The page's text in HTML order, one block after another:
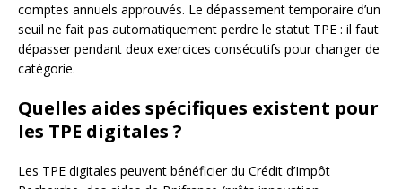
comptes annuels approuvés. Le dépassement temporaire d’un
seuil ne fait pas automatiquement perdre le statut TPE : il faut
dépasser pendant deux exercices consécutifs pour changer de
catégorie.
Quelles aides spécifiques existent pour
les TPE digitales ?
Les TPE digitales peuvent bénéficier du Crédit d’Impôt